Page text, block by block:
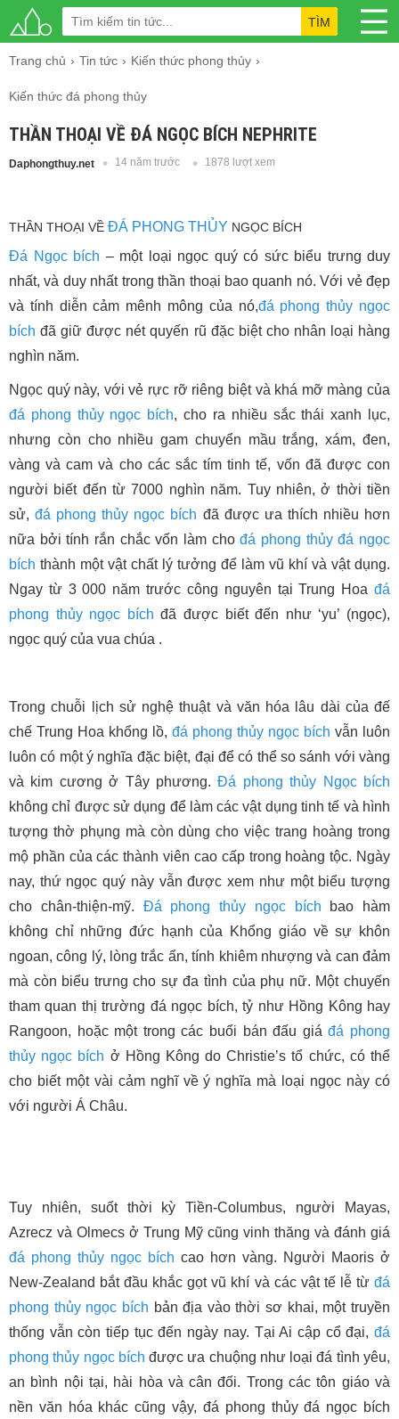
Trang chủ Tin tức Kiến thức phong thủy
Kiến thức đá phong thủy
THẦN THOẠI VỀ ĐÁ NGỌC BÍCH NEPHRITE
Daphongthuy.net 14 năm trước 1878 lượt xem
THẦN THOẠI VỀ ĐÁ PHONG THỦY NGỌC BÍCH
Đá Ngọc bích – một loại ngọc quý có sức biểu trưng duy
nhất, và duy nhất trong thần thoại bao quanh nó. Với vẻ đẹp
và tính diễn cảm mênh mông của nó,đá phong thủy ngọc
bích đã giữ được nét quyến rũ đặc biệt cho nhân loại hàng
nghìn năm.
Ngọc quý này, với vẻ rực rỡ riêng biệt và khá mỡ màng của
đá phong thủy ngọc bích, cho ra nhiều sắc thái xanh lục,
nhưng còn cho nhiều gam chuyển mầu trắng, xám, đen,
vàng và cam và cho các sắc tím tinh tế, vốn đã được con
người biết đến từ 7000 nghìn năm. Tuy nhiên, ở thời tiền
sử,đá phong thủy ngọc bích đã được ưa thích nhiều hơn
nữa bởi tính rắn chắc vốn làm chođá phong thủy đá ngọc
bích thành một vật chất lý tưởng để làm vũ khí và vật dụng.
Ngay từ 3 000 năm trước công nguyên tại Trung Hoa đá
phong thủy ngọc bích đã được biết đến như ‘yu’ (ngọc),
ngọc quý của vua chúa .
Trong chuỗi lịch sử nghệ thuật và văn hóa lâu dài của đế
chế Trung Hoa khổng lồ, đá phong thủy ngọc bích vẫn luôn
luôn có một ý nghĩa đặc biệt, đại để có thể so sánh với vàng
và kim cương ở Tây phương.Đá phong thủy Ngọc bích
không chỉ được sử dụng để làm các vật dụng tinh tế và hình
tượng thờ phụng mà còn dùng cho việc trang hoàng trong
mộ phần của các thành viên cao cấp trong hoàng tộc. Ngày
nay, thứ ngọc quý này vẫn được xem như một biểu tượng
cho chân-thiện-mỹ. Đá phong thủy ngọc bích bao hàm
không chỉ những đức hạnh của Khổng giáo về sự khôn
ngoan, công lý, lòng trắc ẩn, tính khiêm nhượng và can đảm
mà còn biểu trưng cho sự đa tình của phụ nữ. Một chuyến
tham quan thị trường đá ngọc bích, tỷ như Hồng Kông hay
Rangoon, hoặc một trong các buổi bán đấu giáđá phong
thủy ngọc bích ở Hồng Kông do Christie’s tổ chức, có thể
cho biết một vài cảm nghĩ về ý nghĩa mà loại ngọc này có
với người Á Châu.
Tuy nhiên, suốt thời kỳ Tiền-Columbus, người Mayas,
Azrecz và Olmecs ở Trung Mỹ cũng vinh thăng và đánh giá
đá phong thủy ngọc bích cao hơn vàng. Người Maoris ở
New-Zealand bắt đầu khắc gọt vũ khí và các vật tế lễ từ đá
phong thủy ngọc bích bản địa vào thời sơ khai, một truyền
thống vẫn còn tiếp tục đến ngày nay. Tại Ai cập cổ đại, đá
phong thủy ngọc bích được ưa chuộng như loại đá tình yêu,
an bình nội tại, hài hòa và cân đối. Trong các tôn giáo và
nền văn hóa khác cũng vậy, đá phong thủy đá ngọc bích
TÌM